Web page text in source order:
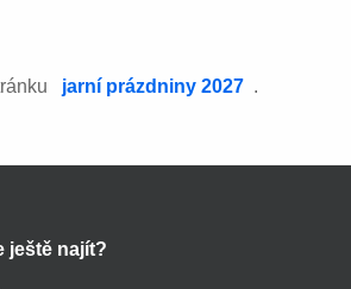
jarní prázdniny 2027 .
ještě najít?